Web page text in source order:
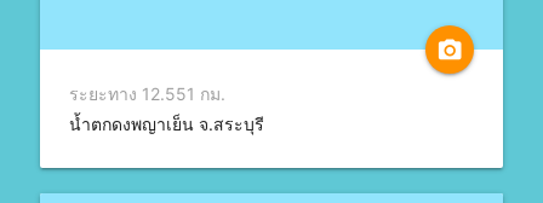
camera_alt
ระยะทาง 12.551 กม.
น้ำตกดงพญาเย็น จ.สระบุรี